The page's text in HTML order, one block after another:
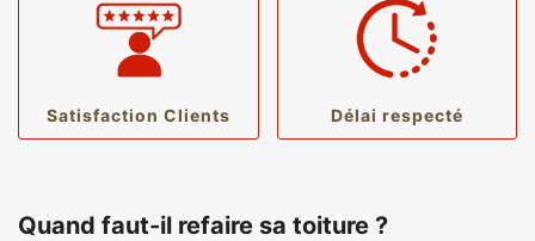
Satisfaction Clients Délai respecté
Quand faut-il refaire sa toiture ?